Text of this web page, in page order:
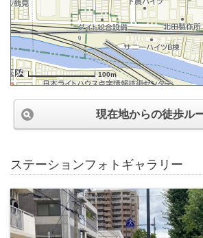
100m
現在地からの徒歩ル
ステーションフォトギャラリー